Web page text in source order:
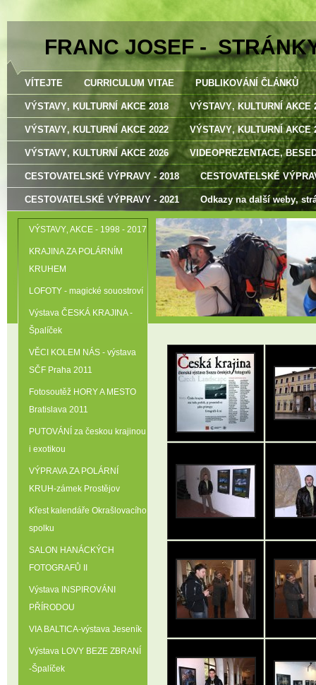
FRANC JOSEF -
VÍTEJTE CURRICULUM VITAE PUBLIKOVÁNÍ ČLÁNKŮ
VÝSTAVY‚ KULTURNÍ AKCE 2018 VÝSTAVY‚ KULTURNÍ AKCE
VÝSTAVY‚ KULTURNÍ AKCE 2022 VÝSTAVY‚ KULTURNÍ AKCE
VÝSTAVY‚ KULTURNÍ AKCE 2026 VIDEOPREZENTACE‚
CESTOVATELSKÉ VÝPRAVY - 2018 CESTOVATELSKÉ
CESTOVATELSKÉ VÝPRAVY - 2021 Odkazy na další weby‚
VÝSTAVY‚ AKCE - 1998 - 2017
KRAJINA ZA POLÁRNÍM
KRUHEM
LOFOTY - magické souostroví
Výstava ČESKÁ KRAJINA -
Špalíček
VĚCI KOLEM NÁS - výstava
SČF Praha 2011
Fotosoutěž HORY A MESTO
Bratislava 2011
PUTOVÁNÍ za českou krajinou
i exotikou
VÝPRAVA ZA POLÁRNÍ
KRUH-zámek Prostějov
Křest kalendáře Okrašlovacího
spolku
SALON HANÁCKÝCH
FOTOGRAFŮ II
Výstava INSPIROVÁNI
PŘÍRODOU
VIA BALTICA-výstava Jeseník
Výstava LOVY BEZE ZBRANÍ
-Špalíček